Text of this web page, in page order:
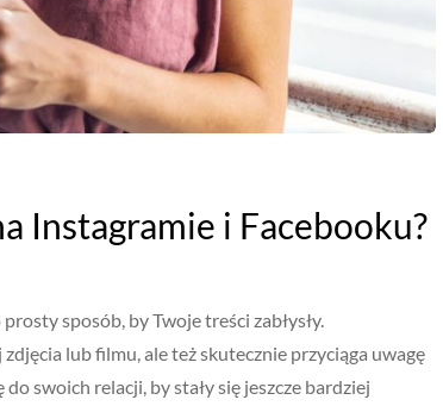
Instagramie i Facebooku?
sposób, by Twoje treści zabłysły.
lub filmu, ale też skutecznie przyciąga uwagę
swoich relacji, by stały się jeszcze bardziej